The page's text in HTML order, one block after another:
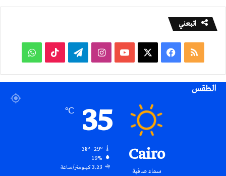
اتبعني
ملخص
الموقع
فيسبوك ‫YouTubeانستقرامتيلقرام ‫TikTokواتساب
الطقس
Cairo
سماء صافية
35
℃
19%
3.23 كيلومتر/ساعة